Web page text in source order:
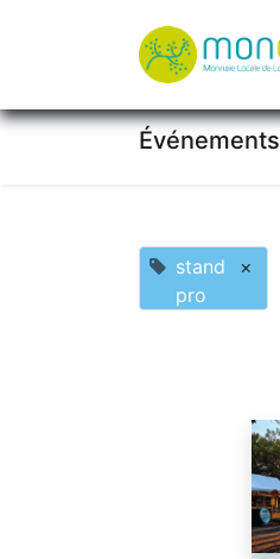
Événements
stand
pro
×